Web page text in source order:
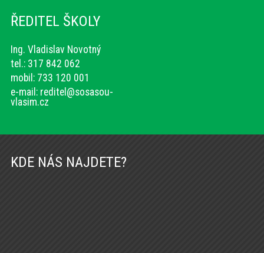
ŘEDITEL ŠKOLY
Ing. Vladislav Novotný
tel.: 317 842 062
mobil: 733 120 001
e-mail: reditel@sosasou-
vlasim.cz
KDE NÁS NAJDETE?